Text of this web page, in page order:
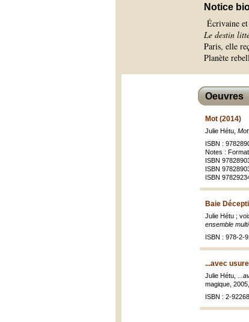
Notice
Écrivaine
Le destin
Paris, elle
Planète
Oeuvres
Mot (2014)
Julie Hétu, Mot
ISBN :
Notes :
ISBN
ISBN
ISBN
Baie
Julie Hétu ;
ensemble
ISBN : 978-2-
...avec
Julie Hétu,
magique,
ISBN : 2-